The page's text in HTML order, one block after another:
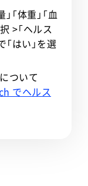
「体重」「血
>「ヘルス
はい」を選
ついて
でヘルス